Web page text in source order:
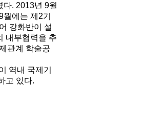
다. 2013년 9월
에는 제2기
강화반이 설
내부협력을 추
관계 학술공
역내 국제기
고 있다.